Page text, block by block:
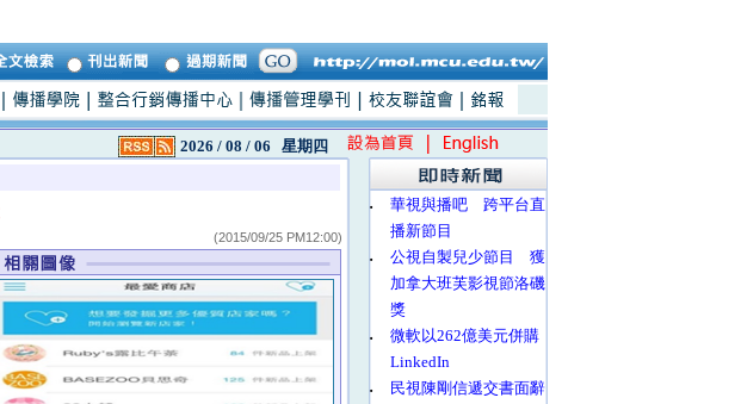
2026 / 08 / 06 星期四
(2015/09/25 PM12:00)
‧
華視與播吧 跨平台直
播新節目
‧
公視自製兒少節目 獲
加拿大班芙影視節洛磯
獎
‧
微軟以262億美元併購
LinkedIn
‧
民視陳剛信遞交書面辭